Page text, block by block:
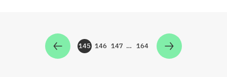
Zur Seite
145 Zur Seite
146 Zur Seite
147 … Zur Seite
164